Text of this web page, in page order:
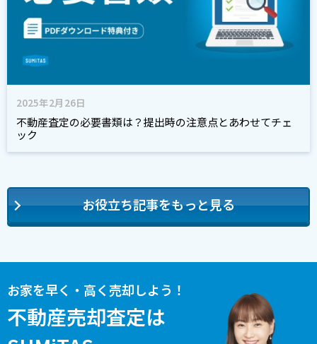
2025年2月26日
不動産査定の必要書類は？提出時の注意点とあわせてチェ
ック
お役立ち記事をもっと見る
お家を早く・高く売却しよう！
不動産売却査定は